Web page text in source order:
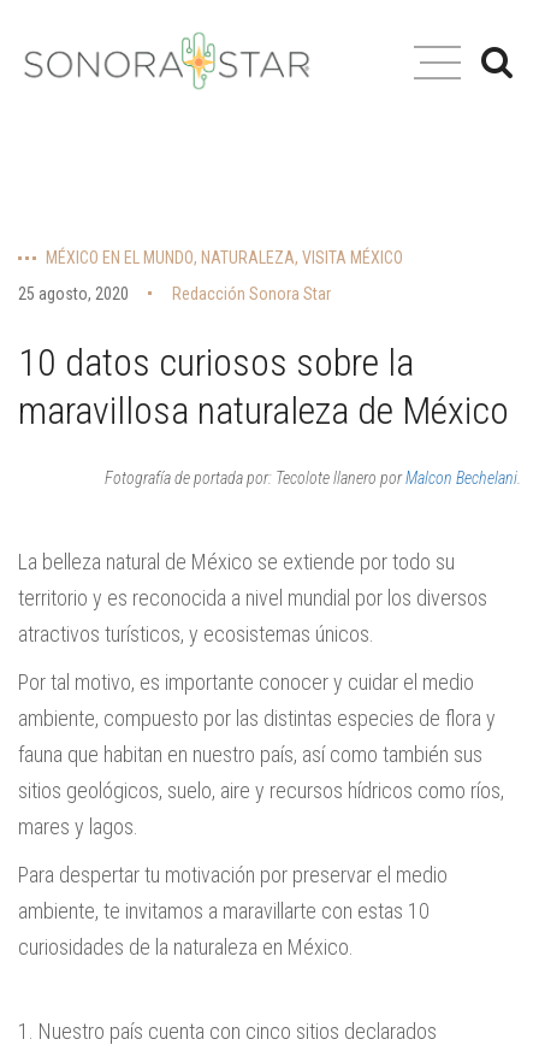
MÉXICO EN EL MUNDO, NATURALEZA, VISITA MÉXICO
25 agosto, 2020
Redacción Sonora Star
10 datos curiosos sobre la
maravillosa naturaleza de México
Fotografía de portada por: Tecolote llanero porMalcon Bechelani
La belleza natural de México se extiende por todo su
territorio y es reconocida a nivel mundial por los diversos
atractivos turísticos, y ecosistemas únicos.
Por tal motivo, es importante conocer y cuidar el medio
ambiente, compuesto por las distintas especies de flora y
fauna que habitan en nuestro país, así como también sus
sitios geológicos, suelo, aire y recursos hídricos como ríos,
mares y lagos.
Para despertar tu motivación por preservar el medio
ambiente, te invitamos a maravillarte con estas 10
curiosidades de la naturaleza en México.
1. Nuestro país cuenta con cinco sitios declarados